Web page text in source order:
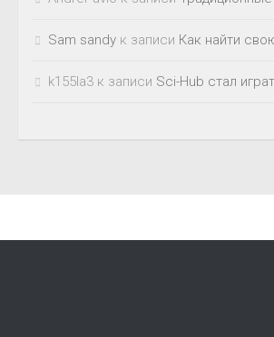
Sam sandy к записи Как найти
k155la3 к записи Sci-Hub стал